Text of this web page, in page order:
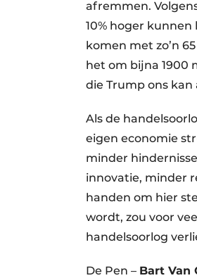
afremmen.
10% hoger
komen met zo’n
het om bijna 1900
die Trump ons
Als de
eigen economie
minder
innovatie, minder
handen om hier
wordt, zou voor
handelsoorlog
De Pen – Bart Van